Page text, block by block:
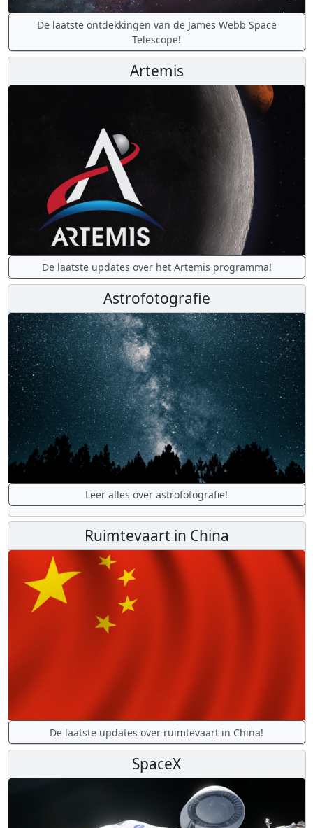
De laatste ontdekkingen van de James Webb Space
Telescope!
Artemis
De laatste updates over het Artemis programma!
Astrofotografie
Leer alles over astrofotografie!
Ruimtevaart in China
De laatste updates over ruimtevaart in China!
SpaceX